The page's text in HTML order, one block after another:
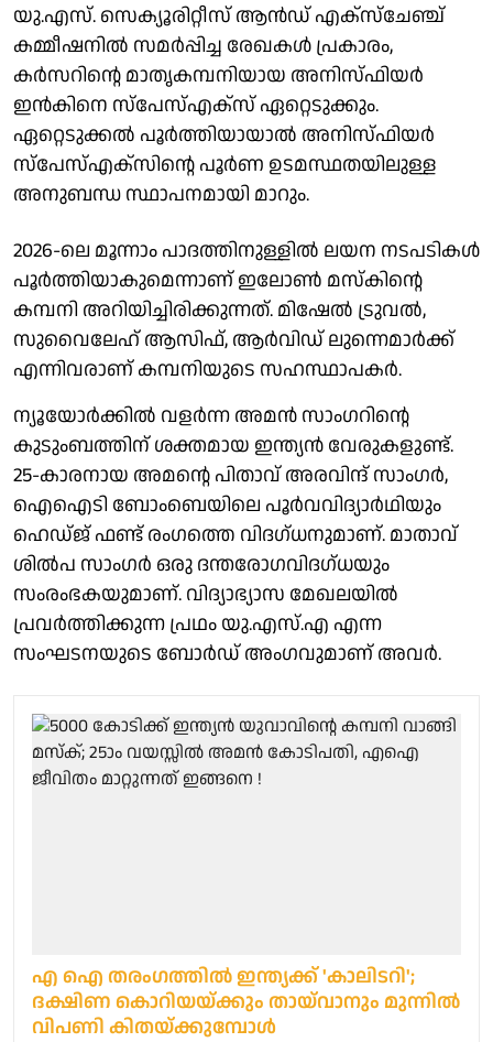
യു.എസ്. സെക്യൂരിറ്റീസ് ആൻഡ് എക്‌സ്‌ചേഞ്ച്
കമ്മീഷനിൽ സമർപ്പിച്ച രേഖകൾ പ്രകാരം,
കർസറിന്റെ മാതൃകമ്പനിയായ അനിസ്‌ഫിയർ
ഇൻകിനെ സ്പേസ്‌എക്‌സ് ഏറ്റെടുക്കും.
ഏറ്റെടുക്കൽ പൂർത്തിയായാൽ അനിസ്‌ഫിയർ
സ്പേസ്‌എക്‌സിന്റെ പൂർണ ഉടമസ്ഥതയിലുള്ള
അനുബന്ധ സ്ഥാപനമായി മാറും.
2026-ലെ മൂന്നാം പാദത്തിനുള്ളിൽ ലയന നടപടികൾ
പൂർത്തിയാകുമെന്നാണ് ഇലോൺ മസ്കിന്റെ
കമ്പനി അറിയിച്ചിരിക്കുന്നത്. മിഷേൽ ട്രുവൽ,
സുവൈലേഹ് ആസിഫ്, ആർവിഡ് ലുന്നെമാർക്ക്
എന്നിവരാണ് കമ്പനിയുടെ സഹസ്ഥാപകർ.
ന്യൂയോർക്കിൽ വളർന്ന അമൻ സാംഗറിന്റെ
കുടുംബത്തിന് ശക്തമായ ഇന്ത്യൻ വേരുകളുണ്ട്.
25-കാരനായ അമന്റെ പിതാവ് അരവിന്ദ് സാംഗർ,
ഐഐടി ബോംബെയിലെ പൂർവവിദ്യാർഥിയും
ഹെഡ്ജ് ഫണ്ട് രംഗത്തെ വിദഗ്ധനുമാണ്. മാതാവ്
ശിൽപ സാംഗർ ഒരു ദന്തരോഗവിദഗ്ധയും
സംരംഭകയുമാണ്. വിദ്യാഭ്യാസ മേഖലയിൽ
പ്രവർത്തിക്കുന്ന പ്രഥം യു.എസ്.എ എന്ന
സംഘടനയുടെ ബോർഡ് അംഗവുമാണ് അവർ.
എ ഐ തരംഗത്തില്‍ ഇന്ത്യക്ക് 'കാലിടറി';
ദക്ഷിണ കൊറിയയ്ക്കും തായ്‌വാനും മുന്നില്‍
വിപണി കിതയ്ക്കുമ്പോള്‍